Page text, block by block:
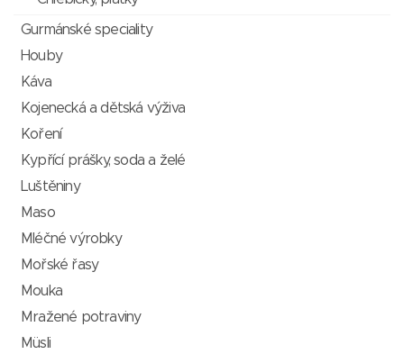
Gurmánské speciality
Houby
Káva
Kojenecká a dětská výživa
Koření
Kypřící prášky, soda a želé
Luštěniny
Maso
Mléčné výrobky
Mořské řasy
Mouka
Mražené potraviny
Müsli